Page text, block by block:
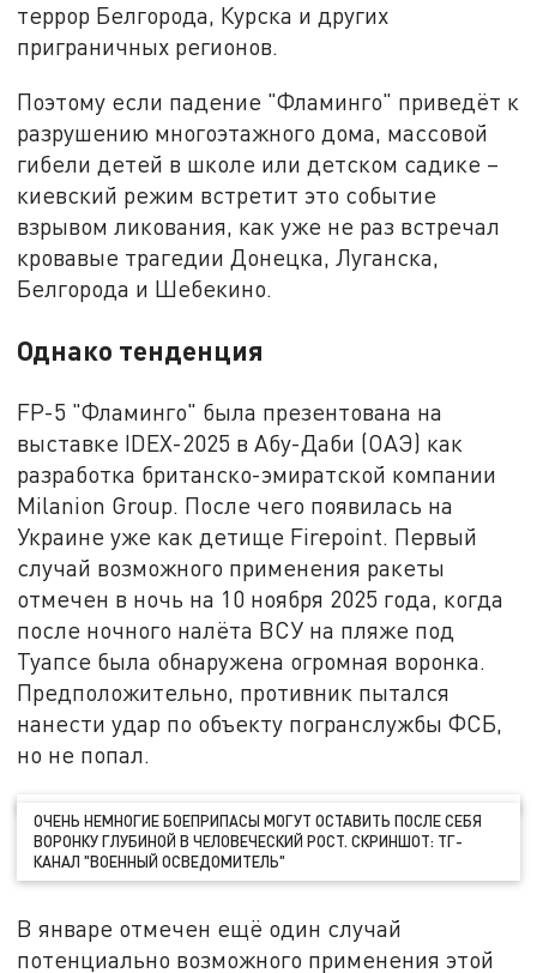
террор Белгорода, Курска и других
приграничных регионов.
Поэтому если падение "Фламинго" приведёт к
разрушению многоэтажного дома, массовой
гибели детей в школе или детском садике –
киевский режим встретит это событие
взрывом ликования, как уже не раз встречал
кровавые трагедии Донецка, Луганска,
Белгорода и Шебекино.
Однако тенденция
FP-5 "Фламинго" была презентована на
выставке IDEX-2025 в Абу-Даби (ОАЭ) как
разработка британско-эмиратской компании
Milanion Group. После чего появилась на
Украине уже как детище Firepoint. Первый
случай возможного применения ракеты
отмечен в ночь на 10 ноября 2025 года, когда
после ночного налёта ВСУ на пляже под
Туапсе была обнаружена огромная воронка.
Предположительно, противник пытался
нанести удар по объекту погранслужбы ФСБ,
но не попал.
ОЧЕНЬ НЕМНОГИЕ БОЕПРИПАСЫ МОГУТ ОСТАВИТЬ ПОСЛЕ СЕБЯ
ВОРОНКУ ГЛУБИНОЙ В ЧЕЛОВЕЧЕСКИЙ РОСТ. СКРИНШОТ: ТГ-
КАНАЛ "ВОЕННЫЙ ОСВЕДОМИТЕЛЬ"
В январе отмечен ещё один случай
потенциально возможного применения этой